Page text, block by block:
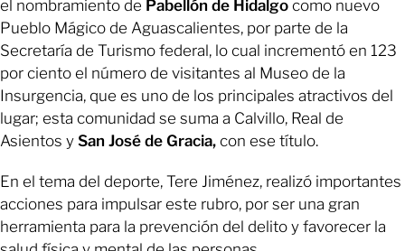
el nombramiento de Pabellón de Hidalgo como nuevo
Pueblo Mágico de Aguascalientes, por parte de la
Secretaría de Turismo federal, lo cual incrementó en 123
por ciento el número de visitantes al Museo de la
Insurgencia, que es uno de los principales atractivos del
lugar; esta comunidad se suma a Calvillo, Real de
Asientos y San José de Gracia, con ese título.
En el tema del deporte, Tere Jiménez, realizó importantes
acciones para impulsar este rubro, por ser una gran
herramienta para la prevención del delito y favorecer la